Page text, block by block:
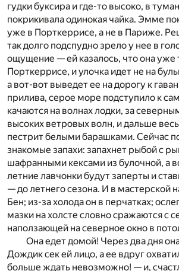
гудки буксира и где-то высоко, в
покрикивала одинокая чайка. Эмме
уже в Порткеррисе, а не в Париже.
так долго подспудно зрело у нее в
ощущение — ей казалось, что она уже
Порткеррисе, и улочка идет не на
а вот-вот выведет ее на дорогу к
прилива, серое море подступило к
качаются на волнах лодки, за
высоких ветровых волн, и дальше
пестрит белыми барашками. Сейчас
знакомые запахи: запахнет рыбой с
шафранными кексами из булочной, а
летние лавчонки будут заперты и
— до летнего сезона. И в мастерской
Бен; из-за холода он в перчатках;
мазки на холсте словно сражаются с
наползающей на северное окно в
Она едет домой! Через два дня
Дождик сек ей лицо, а ее вдруг
больше ждать невозможно! — и,